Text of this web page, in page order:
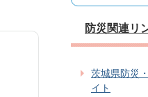
防災関連リ
茨城県防災
イト